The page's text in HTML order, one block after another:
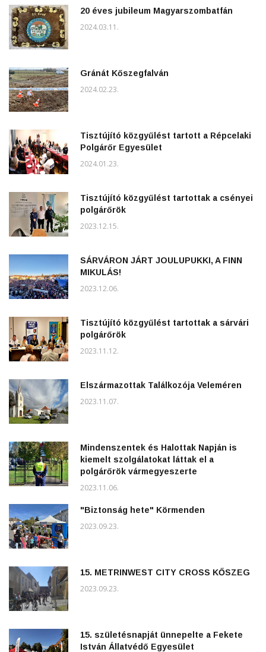
20 éves jubileum Magyarszombatfán
2024.03.11.
Gránát Kőszegfalván
2024.02.23.
Tisztújító közgyűlést tartott a Répcelaki
Polgárőr Egyesület
2024.01.23.
Tisztújító közgyűlést tartottak a csényei
polgárőrök
2023.12.15.
SÁRVÁRON JÁRT JOULUPUKKI, A FINN
MIKULÁS!
2023.12.06.
Tisztújító közgyűlést tartottak a sárvári
polgárőrök
2023.11.12.
Elszármazottak Találkozója Veleméren
2023.11.07.
Mindenszentek és Halottak Napján is
kiemelt szolgálatokat láttak el a
polgárőrök vármegyeszerte
2023.11.06.
"Biztonság hete" Körmenden
2023.09.23.
15. METRINWEST CITY CROSS KŐSZEG
2023.09.23.
15. születésnapját ünnepelte a Fekete
István Állatvédő Egyesület